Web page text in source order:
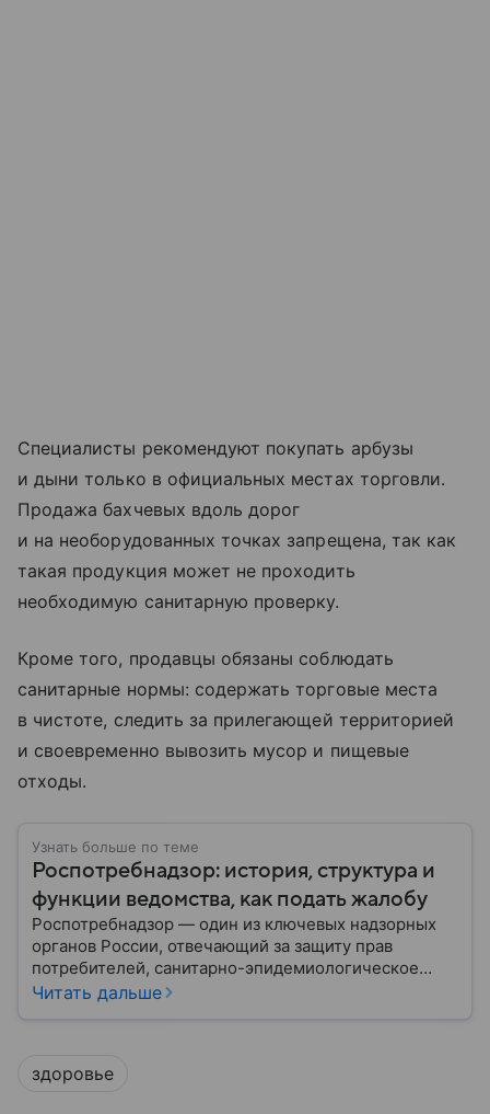
Специалисты рекомендуют покупать арбузы
и дыни только в официальных местах торговли.
Продажа бахчевых вдоль дорог
и на необорудованных точках запрещена, так как
такая продукция может не проходить
необходимую санитарную проверку.
Кроме того, продавцы обязаны соблюдать
санитарные нормы: содержать торговые места
в чистоте, следить за прилегающей территорией
и своевременно вывозить мусор и пищевые
отходы.
Узнать больше по теме
Роспотребнадзор: история, структура и
функции ведомства, как подать жалобу
Роспотребнадзор — один из ключевых надзорных
органов России, отвечающий за защиту прав
потребителей, санитарно-эпидемиологическое
благополучие населения и контроль соблюдения
Читать дальше
здоровье